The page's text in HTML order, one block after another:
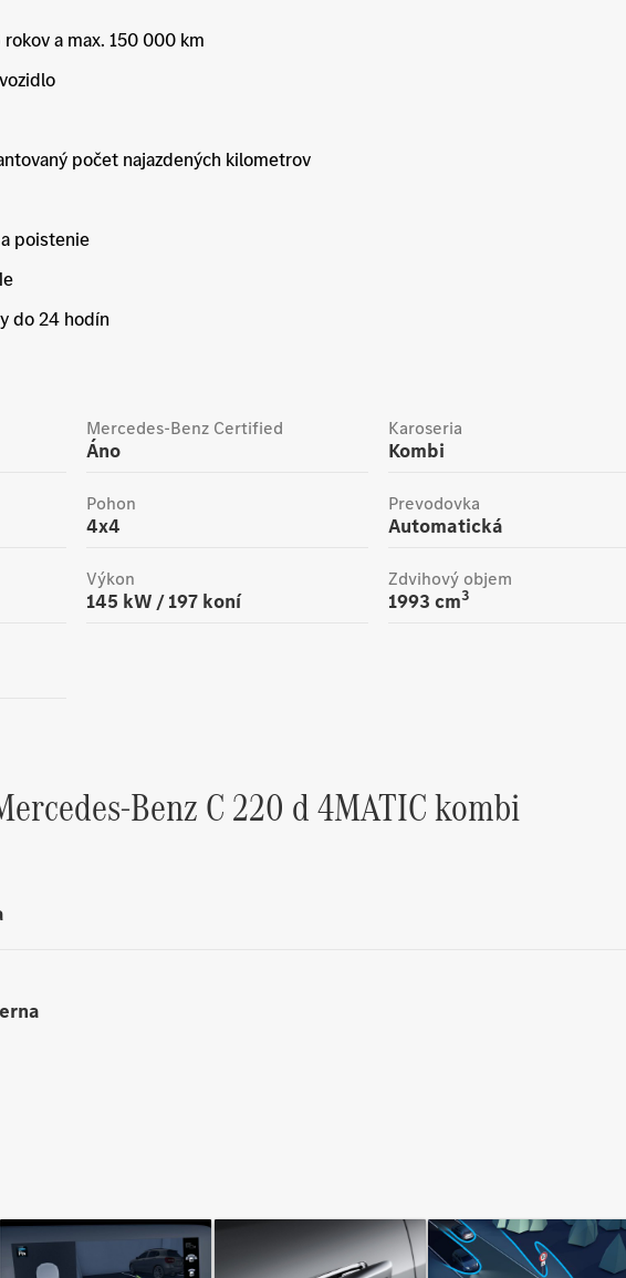
a max. 150 000 km
počet najazdených kilometrov
poistenie
do 24 hodín
Áno
Mercedes-Benz Certified
Kombi
Karoseria
4x4
Pohon
Automatická
Prevodovka
145 kW /197 koní
Výkon
1993 cm3
Zdvihový objem
BenzC 220 d 4MATIC kombi